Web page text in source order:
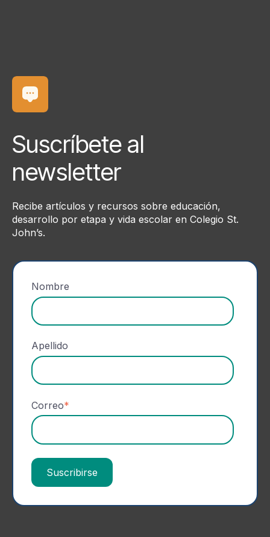
Suscríbete al
newsletter
Recibe artículos y recursos sobre educación,
desarrollo por etapa y vida escolar en Colegio St.
John’s.
Nombre
Apellido
Correo*